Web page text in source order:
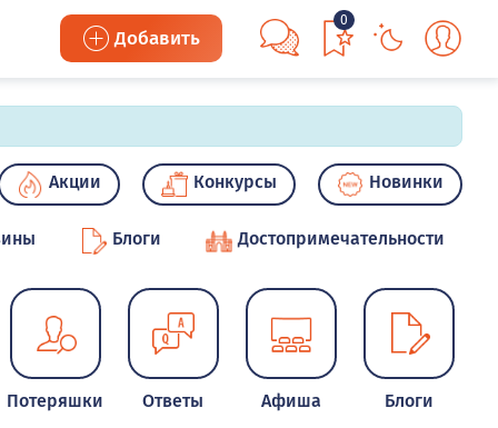
Добавить
0
Акции Конкурсы Новинки
Блоги Достопримечательности
Потеряшки Ответы Афиша Блоги